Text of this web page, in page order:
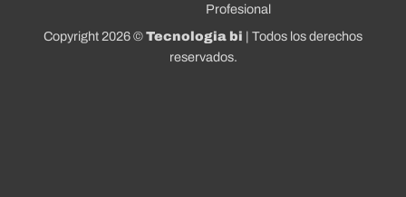
Copyright 2026 ©Tecnologia bi | Todos los derechos
reservados.